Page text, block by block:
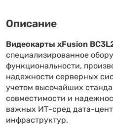
Описание
Видеокарты xFusion
специализированное
функциональности,
надежности серверных
учетом высочайших
совместимости и
важных ИТ-сред дата-
инфраструктур.